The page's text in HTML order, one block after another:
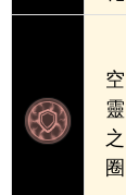
空
靈
之
圈